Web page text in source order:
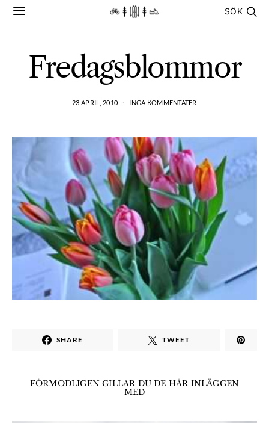
SÖK
Fredagsblommor
23 APRIL, 2010 INGA KOMMENTATER
SHARE TWEET
FÖRMODLIGEN GILLAR DU DE HÄR INLÄGGEN
MED